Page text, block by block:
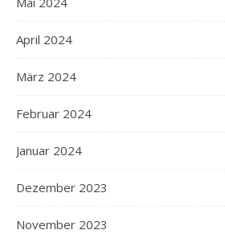
April 2024
März 2024
Februar 2024
Januar 2024
Dezember 2023
November 2023